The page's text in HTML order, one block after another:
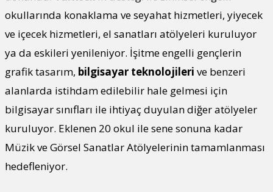
okullarında konaklama ve seyahat hizmetleri, yiyecek
ve içecek hizmetleri, el sanatları atölyeleri kuruluyor
ya da eskileri yenileniyor. İşitme engelli gençlerin
grafik tasarım, bilgisayar teknolojileri ve benzeri
alanlarda istihdam edilebilir hale gelmesi için
bilgisayar sınıfları ile ihtiyaç duyulan diğer atölyeler
kuruluyor. Eklenen 20 okul ile sene sonuna kadar
Müzik ve Görsel Sanatlar Atölyelerinin tamamlanması
hedefleniyor.